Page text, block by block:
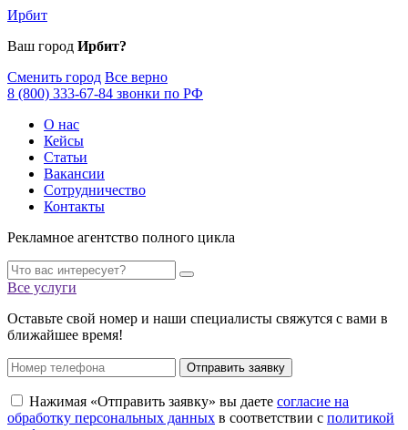
Ирбит
Ваш город Ирбит?
Сменить город Все верно
8 (800) 333-67-84 звонки по РФ
О нас
Кейсы
Статьи
Вакансии
Сотрудничество
Контакты
Рекламное агентство полного цикла
Все услуги
Оставьте свой номер и наши специалисты свяжутся с вами в
ближайшее время!
Отправить заявку
Нажимая «Отправить заявку» вы даете согласие на
обработку персональных данных в соответствии с политикой